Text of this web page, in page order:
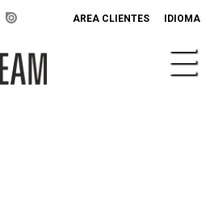
AREA CLIENTES IDIOMA